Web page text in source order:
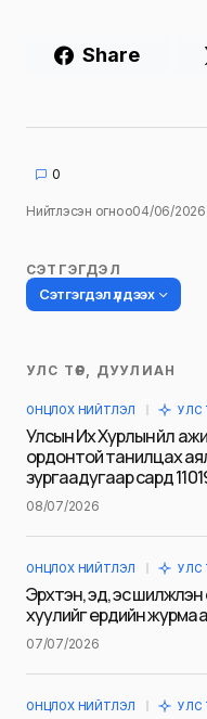
Share
0
Нийтлэсэн огноо04/06/2026
СЭТГЭГДЭЛ
Сэтгэгдэл үлдээх
Таны имэйл хаягийг
тэмдэглэсэн
Сэтгэгдэл*
Name
УЛС ТӨР, ДУУЛИАН
ОНЦЛОХ НИЙТЛЭЛ УЛС
Улсын Их Хурлын үйл
ордонтой танилцах
зургаадугаар сард
08/07/2026
ОНЦЛОХ НИЙТЛЭЛ УЛС
Эрхтэн, эд, эс
хуулийг ердийн
07/07/2026
ОНЦЛОХ НИЙТЛЭЛ УЛС